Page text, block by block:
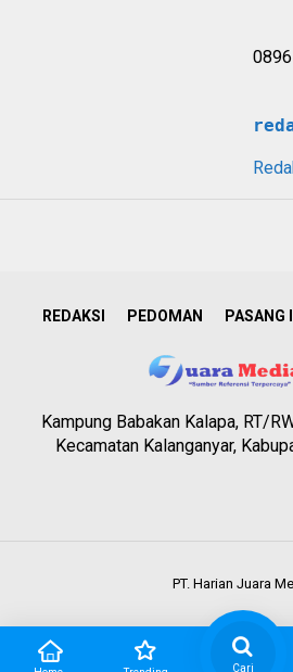
REDAKSI PEDOMAN PASANG
Kampung Babakan Kalapa, RT/
Kecamatan Kalanganyar,
PT. Harian Juara
Cari